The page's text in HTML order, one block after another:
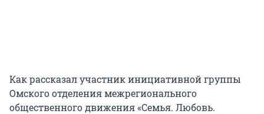
Как рассказал участник инициативной группы
Омского отделения межрегионального
общественного движения «Семья. Любовь.